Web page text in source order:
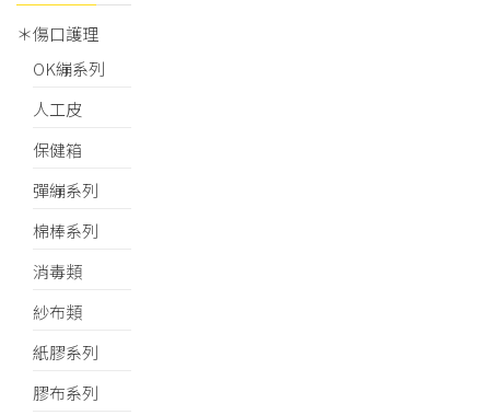
＊傷口護理
OK繃系列
人工皮
保健箱
彈繃系列
棉棒系列
消毒類
紗布類
紙膠系列
膠布系列